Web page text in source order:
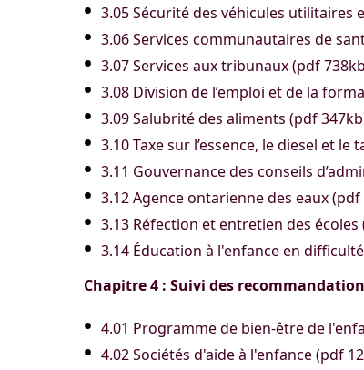
3.05 Sécurité des véhicules utilitaires
3.06 Services communautaires de
3.07 Services aux tribunaux (pdf
3.08 Division de l’emploi et de la
3.09 Salubrité des aliments (pdf
3.10 Taxe sur l’essence, le diesel et le
3.11 Gouvernance des conseils
3.12 Agence ontarienne des eaux (pdf
3.13 Réfection et entretien des écoles
3.14 Éducation à l'enfance en
Chapitre 4 : Suivi des
4.01 Programme de bien-être de
4.02 Sociétés d'aide à l'enfance (pdf